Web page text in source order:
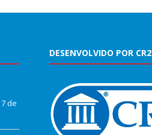
7 de
DESENVOLVIDO POR CR2